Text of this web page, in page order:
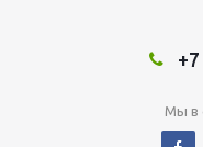
Мы в